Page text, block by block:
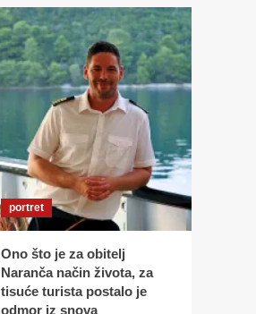
portret
Ono što je za obitelj
Naranča način života, za
tisuće turista postalo je
odmor iz snova